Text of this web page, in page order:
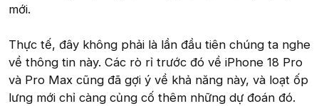
mới.
Thực tế, đây không phải là lần đầu tiên chúng ta nghe
về thông tin này. Các rò rỉ trước đó về iPhone 18 Pro
và Pro Max cũng đã gợi ý về khả năng này, và loạt ốp
lưng mới chỉ càng củng cố thêm những dự đoán đó.